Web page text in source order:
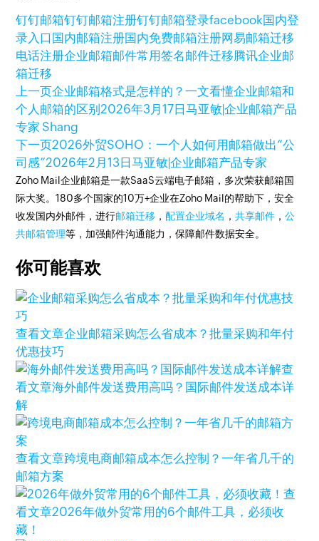
钉钉邮箱钉钉邮箱注册钉钉邮箱登录facebook国内登
录入口 国内邮箱注册国内免费邮箱注册网易邮箱迁移
电话注册企业邮箱邮件常用签名邮件迁移腾讯企业邮
箱迁移
上一页企业邮箱格式是怎样的？一文看懂企业邮箱和
个人邮箱的区别2026年3月17日马亚敏|企业邮箱产品
专家 Shang
下一页2026外贸SOHO：一个人如何用邮箱做出“公
司感”2026年2月13日马亚敏|企业邮箱产品专家
Zoho Mail企业邮箱是一款SaaS云端电子邮箱，多次荣获邮箱国
际大奖。180多个国家的10万+企业在Zoho Mail的帮助下，安全
收发国内外邮件，进行邮箱迁移 ，配置企业域名 ，共享邮件 ，公
共邮箱管理等，加强邮件沟通能力，保障邮件数据安全。
你可能喜欢
查看文章企业邮箱采购怎么省成本？批量采购和年付
优惠技巧
查
看文章海外邮件发送费用高吗？国际邮件发送成本详
解
查看文章跨境电商邮箱成本怎么控制？一年省几千的
邮箱方案
查
看文章2026年做外贸常用的6个邮件工具，必须收
藏！